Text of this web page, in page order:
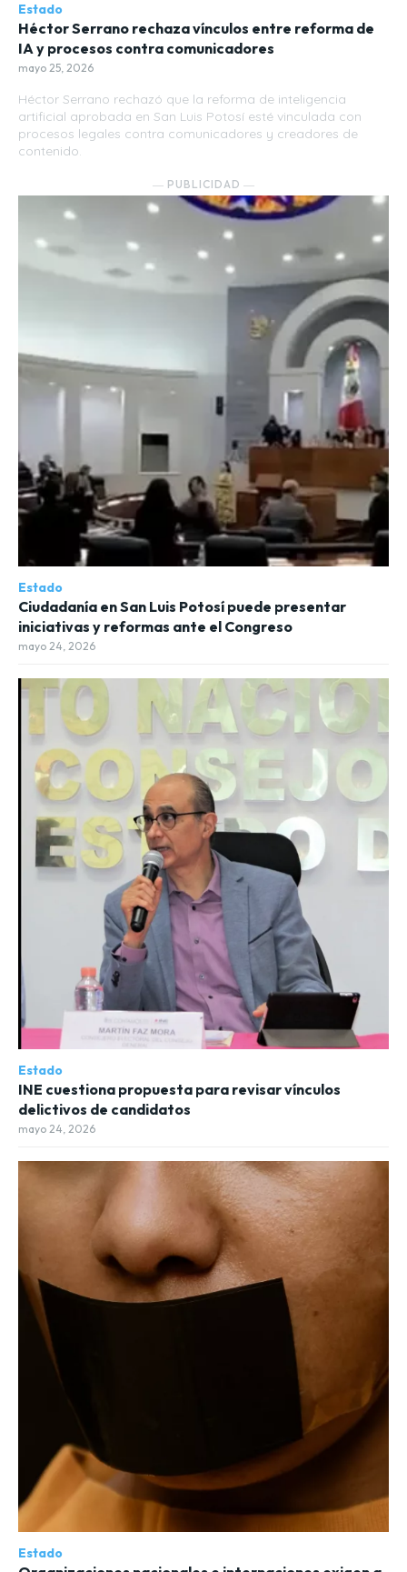
Estado
Héctor Serrano rechaza vínculos entre reforma de
IA y procesos contra comunicadores
mayo 25, 2026
Héctor Serrano rechazó que la reforma de inteligencia
artificial aprobada en San Luis Potosí esté vinculada con
procesos legales contra comunicadores y creadores de
contenido.
― PUBLICIDAD ―
Estado
Ciudadanía en San Luis Potosí puede presentar
iniciativas y reformas ante el Congreso
mayo 24, 2026
Estado
INE cuestiona propuesta para revisar vínculos
delictivos de candidatos
mayo 24, 2026
Estado